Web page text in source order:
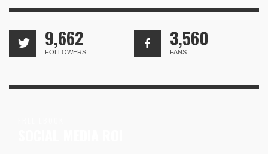
9,662
FOLLOWERS
3,560
FANS